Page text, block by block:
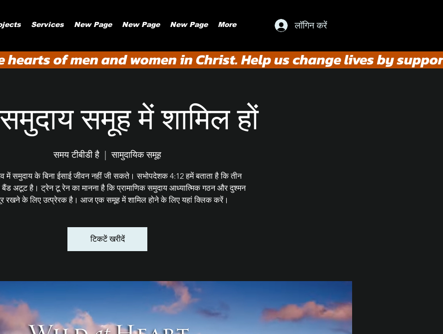
लॉगिन करें
Services New Page New Page New Page More
of men and women in Christ. Help us change lives by
समूह में शामिल हों
समय टीबीडी है
  |
सामुदायिक समूह
में समुदाय के बिना ईसाई जीवन नहीं जी सकते। सभोपदेशक 4:12 हमें बताता है कि तीन
अटूट है। ट्रेन टू रेन का मानना है कि प्रामाणिक समुदाय आध्यात्मिक गठन और दुश्मन
रखने के लिए उत्प्रेरक है। आज एक समूह में शामिल होने के लिए यहां क्लिक करें।
टिकटें खरीदें